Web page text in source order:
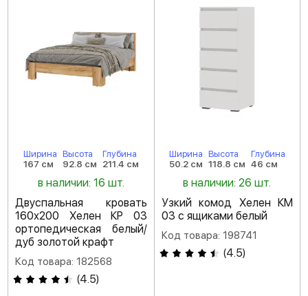
Ширина
167 см
Высота
92.8 см
Глубина
211.4 см
в наличии: 16 шт.
Двуспальная кровать
160х200 Хелен КР 03
ортопедическая белый/
дуб золотой крафт
Код товара: 182568
(4.5)
Ширина
50.2 см
Высота
118.8 см
Глубина
46 см
в наличии: 26 шт.
Узкий комод Хелен КМ
03 с ящиками белый
Код товара: 198741
(4.5)